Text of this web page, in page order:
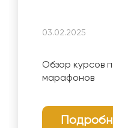
03.02.2025
Обзор курсов
марафонов